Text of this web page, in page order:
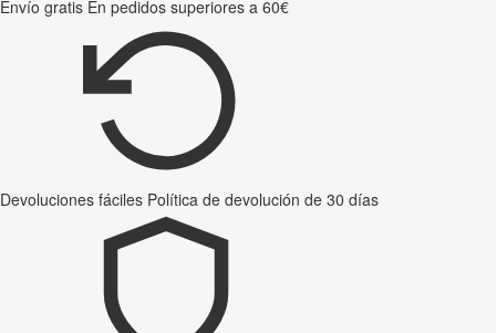
Envío gratis En pedidos superiores a 60€
Devoluciones fáciles Política de devolución de 30 días